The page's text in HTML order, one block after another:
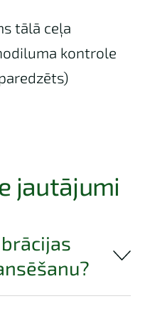
tālā ceļa
kontrole
jautājumi